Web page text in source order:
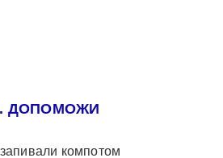
ДОПОМОЖИ
компотом